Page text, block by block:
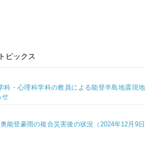
ピックス
科・心理科学科の教員による能登半島地震現地
せ
能登豪雨の複合災害後の状況（2024年12月9日